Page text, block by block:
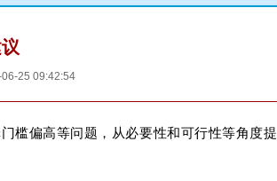
25 09:42:54
槛偏高等问题，从必要性和可行性等角度提